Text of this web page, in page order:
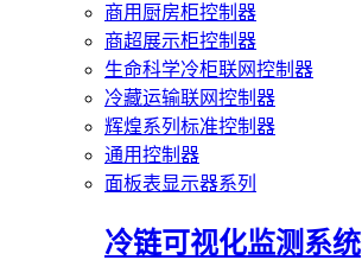
商用厨房柜控制器
商超展示柜控制器
生命科学冷柜联网控制器
冷藏运输联网控制器
辉煌系列标准控制器
通用控制器
面板表显示器系列
冷链可视化监测系统